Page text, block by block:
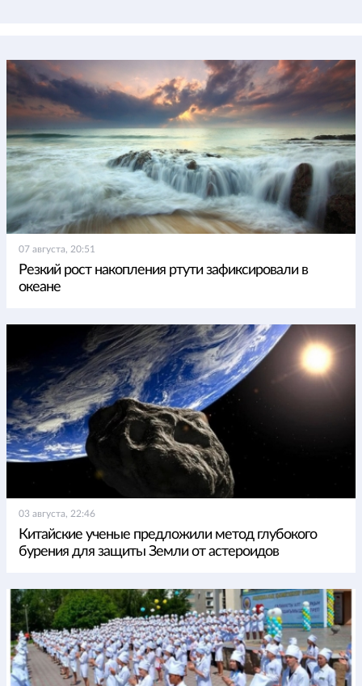
07 августа, 20:51
Резкий рост накопления ртути зафиксировали в
океане
03 августа, 22:46
Китайские ученые предложили метод глубокого
бурения для защиты Земли от астероидов